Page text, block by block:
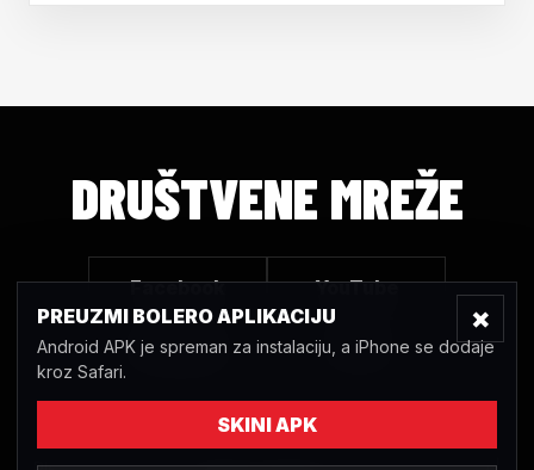
DRUŠTVENE MREŽE
Facebook YouTube
Instagram TikTok
PREUZMI BOLERO APLIKACIJU
Android APK je spreman za instalaciju, a iPhone se dodaje
kroz Safari.
SKINI APK
×